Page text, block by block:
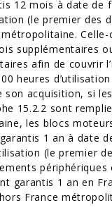
12 mois à date de
(le premier des
supplémentaires
afin de couvrir
heures
son acquisition, si
15.2.2 sont
les blocs
1 an à date
(le premier
périphériques
garantis 1 an en
France